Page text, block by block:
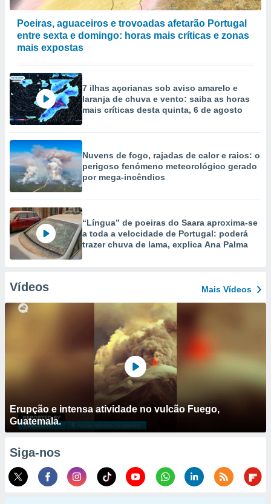
Poeiras, aguaceiros e trovoadas afetarão Portugal
entre sexta e domingo: horas mais críticas e zonas
mais expostas
7 ilhas açorianas sob aviso amarelo e
laranja de chuva e vento: saiba as horas
mais críticas desta quinta, 6 de agosto
Nuvens de fogo, rajadas de calor e raios: o
perigoso fenómeno meteorológico gerado
por mega-incêndios
“Língua” de poeiras do Saara aproxima-se
a toda a velocidade de Portugal: poderá
trazer chuva de lama, explica Ana Palma
Vídeos Mais Vídeos
Erupção e intensa atividade no vulcão Fuego,
Guatemala.
Siga-nos